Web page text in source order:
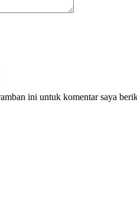
ini untuk komentar saya